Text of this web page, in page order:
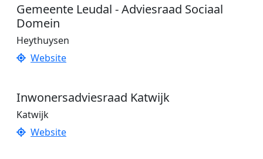
Gemeente Leudal - Adviesraad Sociaal
Domein
Heythuysen
Website
Inwonersadviesraad Katwijk
Katwijk
Website